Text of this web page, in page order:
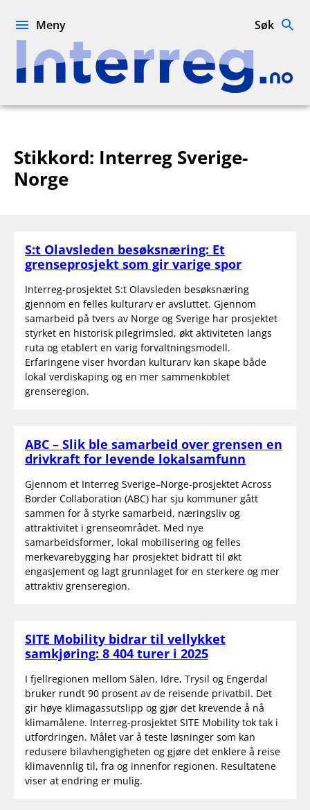
Interreg.no
Meny Søk
Stikkord: Interreg Sverige-
Norge
S:t Olavsleden besøksnæring: Et
grenseprosjekt som gir varige spor
Interreg-prosjektet S:t Olavsleden besøksnæring
gjennom en felles kulturarv er avsluttet. Gjennom
samarbeid på tvers av Norge og Sverige har prosjektet
styrket en historisk pilegrimsled, økt aktiviteten langs
ruta og etablert en varig forvaltningsmodell.
Erfaringene viser hvordan kulturarv kan skape både
lokal verdiskaping og en mer sammenkoblet
grenseregion.
ABC – Slik ble samarbeid over grensen en
drivkraft for levende lokalsamfunn
Gjennom et Interreg Sverige–Norge-prosjektet Across
Border Collaboration​ (ABC) har sju kommuner gått
sammen for å styrke samarbeid, næringsliv og
attraktivitet i grenseområdet. Med nye
samarbeidsformer, lokal mobilisering og felles
merkevarebygging har prosjektet bidratt til økt
engasjement og lagt grunnlaget for en sterkere og mer
attraktiv grenseregion.
SITE Mobility bidrar til vellykket
samkjøring: 8 404 turer i 2025
I fjellregionen mellom Sälen, Idre, Trysil og Engerdal
bruker rundt 90 prosent av de reisende privatbil. Det
gir høye klimagassutslipp og gjør det krevende å nå
klimamålene. Interreg-prosjektet SITE Mobility tok tak i
utfordringen. Målet var å teste løsninger som kan
redusere bilavhengigheten og gjøre det enklere å reise
klimavennlig til, fra og innenfor regionen. Resultatene
viser at endring er mulig.